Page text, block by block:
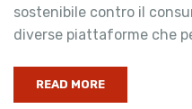
sostenibile contro il
diverse piattaforme che
READ MORE